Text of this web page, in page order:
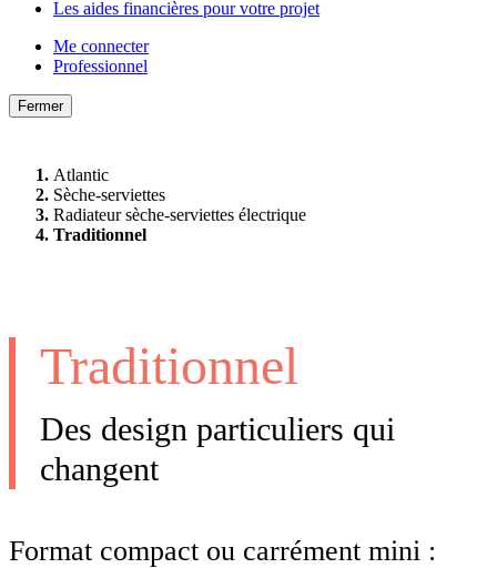
Les aides financières pour votre projet
Me connecter
Professionnel
Fermer
Atlantic
Sèche-serviettes
Radiateur sèche-serviettes électrique
Traditionnel
Traditionnel
Des design particuliers qui
changent
Format compact ou carrément mini :